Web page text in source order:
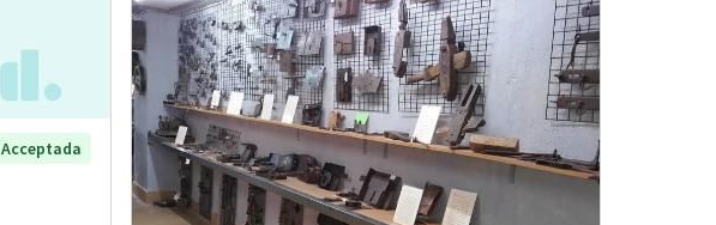
Acceptada